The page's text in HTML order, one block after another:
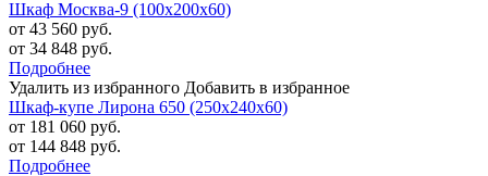
Шкаф Москва-9 (100х200х60)
от 43 560 руб.
от 34 848 руб.
Подробнее
Удалить из избранного Добавить в избранное
Шкаф-купе Лирона 650 (250х240х60)
от 181 060 руб.
от 144 848 руб.
Подробнее